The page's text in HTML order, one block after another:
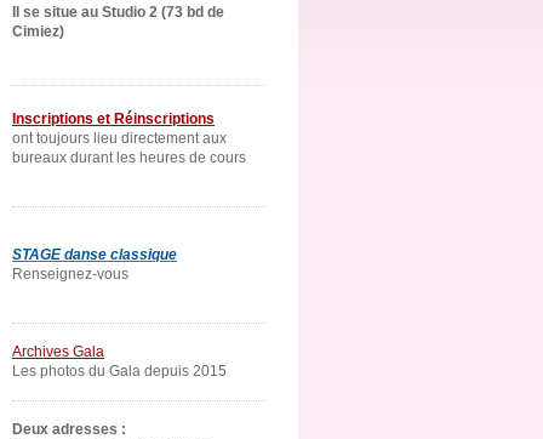
Il se situe au Studio 2 (73 bd de
Cimiez)
Inscriptions et Réinscriptions
ont toujours lieu directement aux
bureaux durant les heures de cours
STAGE danse classique
Renseignez-vous
Archives Gala
Les photos du Gala depuis 2015
Deux adresses :